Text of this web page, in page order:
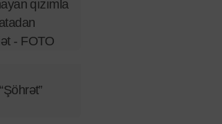
qızımla
- FOTO
“Şöhrət”